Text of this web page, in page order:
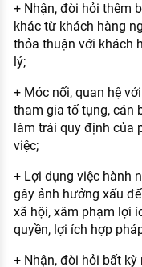
+ Nhận, đòi hỏi thêm
khác từ khách hàng
thỏa thuận với khách
lý;
+ Móc nối, quan hệ
tham gia tố tụng, cán
làm trái quy định của
việc;
+ Lợi dụng việc hành
gây ảnh hưởng xấu
xã hội, xâm phạm lợi
quyền, lợi ích hợp
+ Nhận, đòi hỏi bất